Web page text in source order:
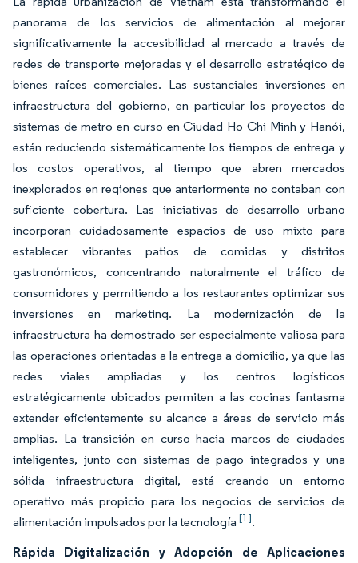
panorama de los servicios de alimentación al mejorar
significativamente la accesibilidad al mercado a través de
redes de transporte mejoradas y el desarrollo estratégico de
bienes raíces comerciales. Las sustanciales inversiones en
infraestructura del gobierno, en particular los proyectos de
sistemas de metro en curso en Ciudad Ho Chi Minh y Hanói,
están reduciendo sistemáticamente los tiempos de entrega y
los costos operativos, al tiempo que abren mercados
inexplorados en regiones que anteriormente no contaban con
suficiente cobertura. Las iniciativas de desarrollo urbano
incorporan cuidadosamente espacios de uso mixto para
establecer vibrantes patios de comidas y distritos
gastronómicos, concentrando naturalmente el tráfico de
consumidores y permitiendo a los restaurantes optimizar sus
inversiones en marketing. La modernización de la
infraestructura ha demostrado ser especialmente valiosa para
las operaciones orientadas a la entrega a domicilio, ya que las
redes viales ampliadas y los centros logísticos
estratégicamente ubicados permiten a las cocinas fantasma
extender eficientemente su alcance a áreas de servicio más
amplias. La transición en curso hacia marcos de ciudades
inteligentes, junto con sistemas de pago integrados y una
sólida infraestructura digital, está creando un entorno
operativo más propicio para los negocios de servicios de
alimentación impulsados por la tecnología [1].
Rápida Digitalización y Adopción de Aplicaciones